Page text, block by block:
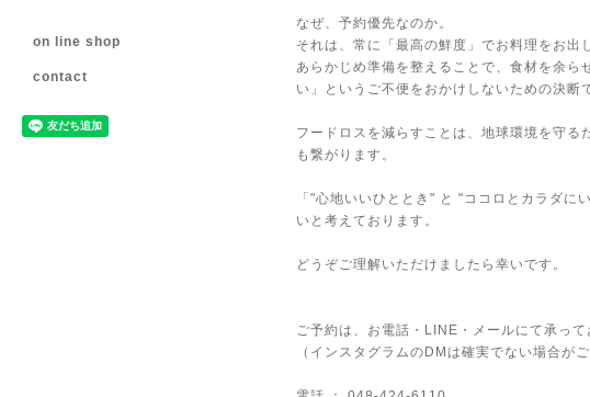
なぜ、予約優先なのか。
それは、常に「最高の鮮度」でお料理をお出
あらかじめ準備を整えることで、食材を余ら
い」というご不便をおかけしないための決断
フードロスを減らすことは、地球環境を守
も繋がります。
「"心地いいひととき" と "ココロとカラダに
いと考えております。
どうぞご理解いただけましたら幸いです。
ご予約は、お電話・LINE・メールにて承って
（インスタグラムのDMは確実でない場合がご
on line shop
contact